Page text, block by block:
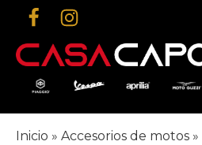
Inicio » Accesorios de motos »